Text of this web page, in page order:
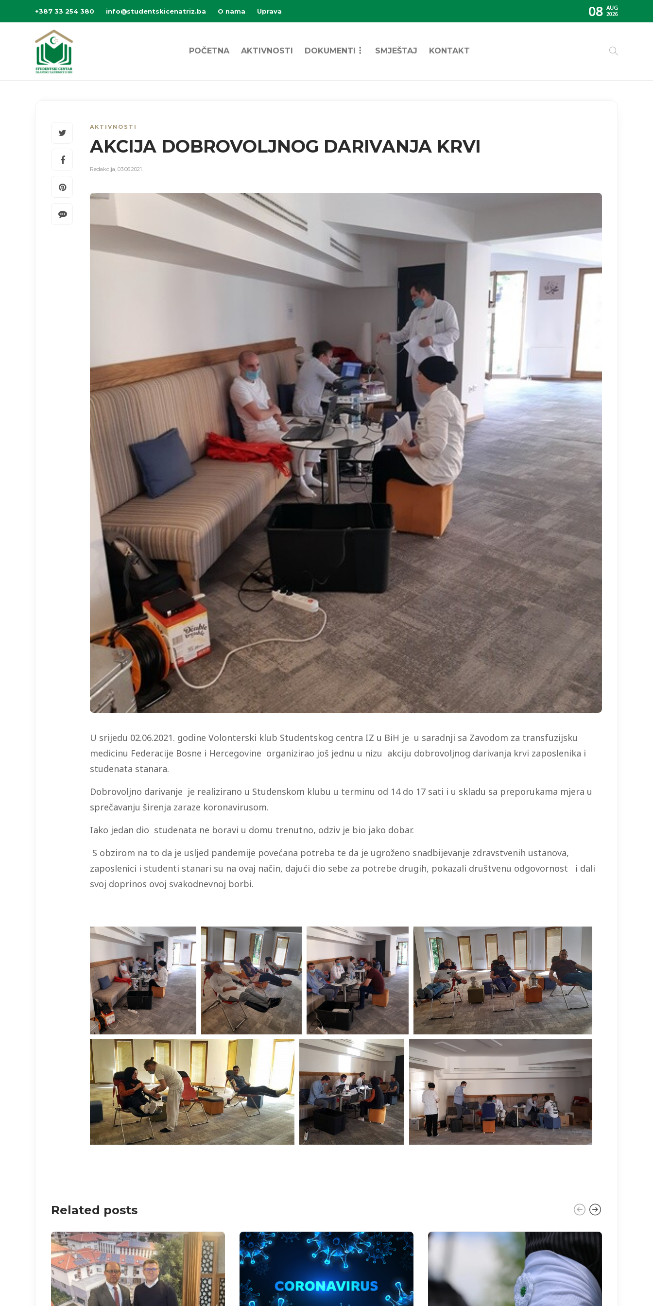
+387 33 254 380 info@studentskicenatriz.ba O nama Uprava 08 AUG
2026
POČETNA AKTIVNOSTI DOKUMENTI SMJEŠTAJ KONTAKT
AKTIVNOSTI
AKCIJA DOBROVOLJNOG DARIVANJA KRVI
Redakcija, 03.06.2021.
U srijedu 02.06.2021. godine Volonterski klub Studentskog centra IZ u BiH je u saradnji sa Zavodom za transfuzijsku
medicinu Federacije Bosne i Hercegovine organizirao još jednu u nizu akciju dobrovoljnog darivanja krvi zaposlenika i
studenata stanara.
Dobrovoljno darivanje je realizirano u Studenskom klubu u terminu od 14 do 17 sati i u skladu sa preporukama mjera u
sprečavanju širenja zaraze koronavirusom.
Iako jedan dio studenata ne boravi u domu trenutno, odziv je bio jako dobar.
S obzirom na to da je usljed pandemije povećana potreba te da je ugroženo snadbijevanje zdravstvenih ustanova,
zaposlenici i studenti stanari su na ovaj način, dajući dio sebe za potrebe drugih, pokazali društvenu odgovornost i dali
svoj doprinos ovoj svakodnevnoj borbi.
Related posts